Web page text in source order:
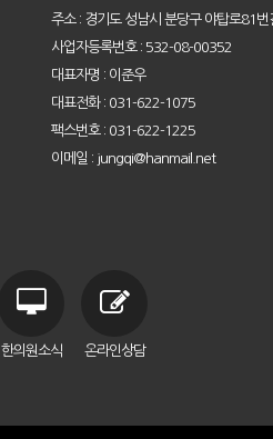
주소 : 경기도 성남시 분당구 야탑로81
사업자등록번호 : 532-08-00352
대표자명 : 이준우
대표전화 : 031-622-1075
팩스번호 : 031-622-1225
이메일 : jungqi@hanmail.net
한의원소식 온라인상담